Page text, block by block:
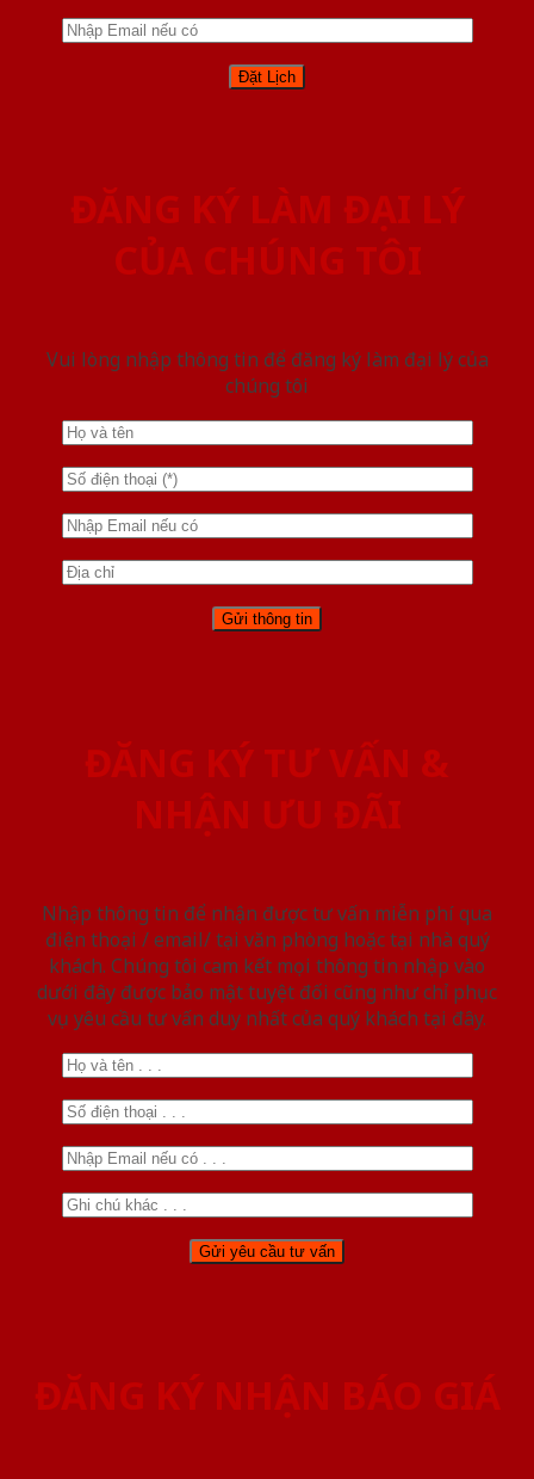
ĐĂNG KÝ LÀM ĐẠI LÝ
CỦA CHÚNG TÔI
Vui lòng nhập thông tin để đăng ký làm đại lý của
chúng tôi
ĐĂNG KÝ TƯ VẤN &
NHẬN ƯU ĐÃI
Nhập thông tin để nhận được tư vấn miễn phí qua
điện thoại / email/ tại văn phòng hoặc tại nhà quý
khách. Chúng tôi cam kết mọi thông tin nhập vào
dưới đây được bảo mật tuyệt đối cũng như chỉ phục
vụ yêu cầu tư vấn duy nhất của quý khách tại đây.
ĐĂNG KÝ NHẬN BÁO GIÁ